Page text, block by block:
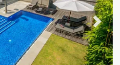
Next